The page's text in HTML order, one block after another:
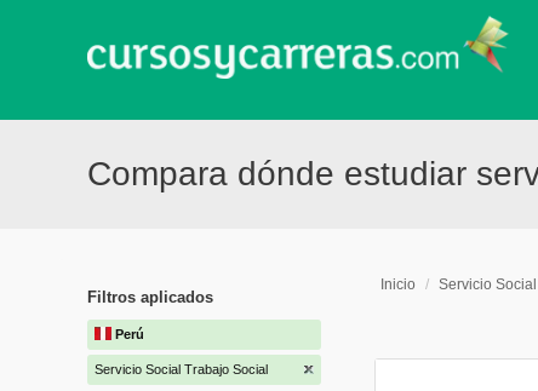
Compara dónde estudiar
Filtros aplicados
Perú
Servicio Social Trabajo Social
Inicio / Servicio